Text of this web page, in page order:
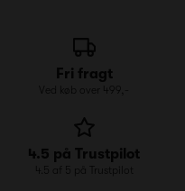
Fri fragt
Ved køb over 499,-
4.5 på Trustpilot
4.5 af 5 på Trustpilot